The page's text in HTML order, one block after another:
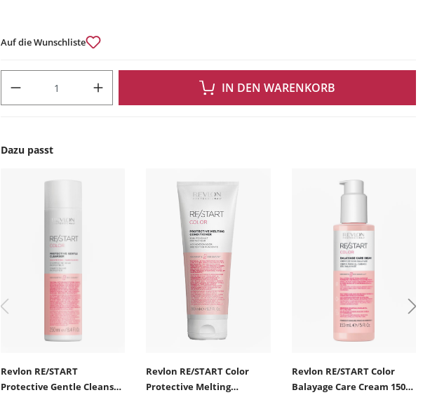
Auf die Wunschliste
IN DEN WARENKORB
Dazu passt
Revlon RE/START
Protective Gentle Cleanser
Revlon RE/START Color
Protective Melting
Revlon RE/START Color
Balayage Care Cream 150